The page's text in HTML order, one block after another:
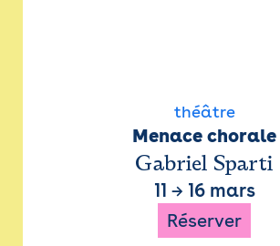
théâtre
Menace chorale
Gabriel Sparti
11 → 16 mars
Réserver